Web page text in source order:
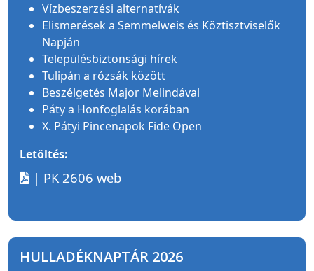
Vízbeszerzési alternatívák
Elismerések a Semmelweis és Köztisztviselők
Napján
Településbiztonsági hírek
Tulipán a rózsák között
Beszélgetés Major Melindával
Páty a Honfoglalás korában
X. Pátyi Pincenapok Fide Open
Letöltés:
| PK 2606 web
HULLADÉKNAPTÁR 2026